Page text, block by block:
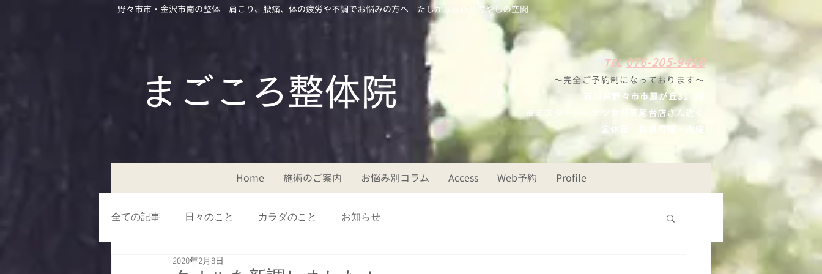
野々市市・金沢市南の整体 肩こり、腰痛、体の疲労や不調でお悩みの方へ たしかな技術と癒やしの空間
​​まごころ整体院
TEL 076-205-9418
〜完全ご予約制になっております 〜
石川県野々 市市扇が丘31-29
※ミスタードーナツ 金沢高尾台店さん近く
定休日
毎週月曜・火曜
Home 施術のご案内 お悩み別コラム Access Web予約 Profile
全ての記事 日々のこと カラダのこと お知らせ
2020年2月8日